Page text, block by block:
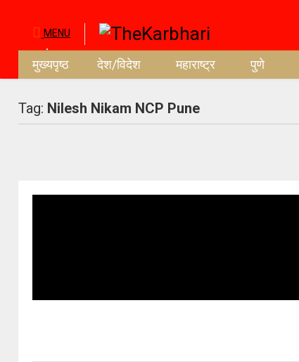
MENU
मुख्यपृष्ठ देश/विदेश महाराष्ट्र पुणे
Tag: Nilesh Nikam NCP Pune